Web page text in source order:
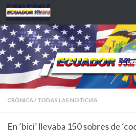
Saltar al contenido
CRÓNICA/ TODAS LAS NOTICIAS
En ‘bici’ llevaba 150 sobres de